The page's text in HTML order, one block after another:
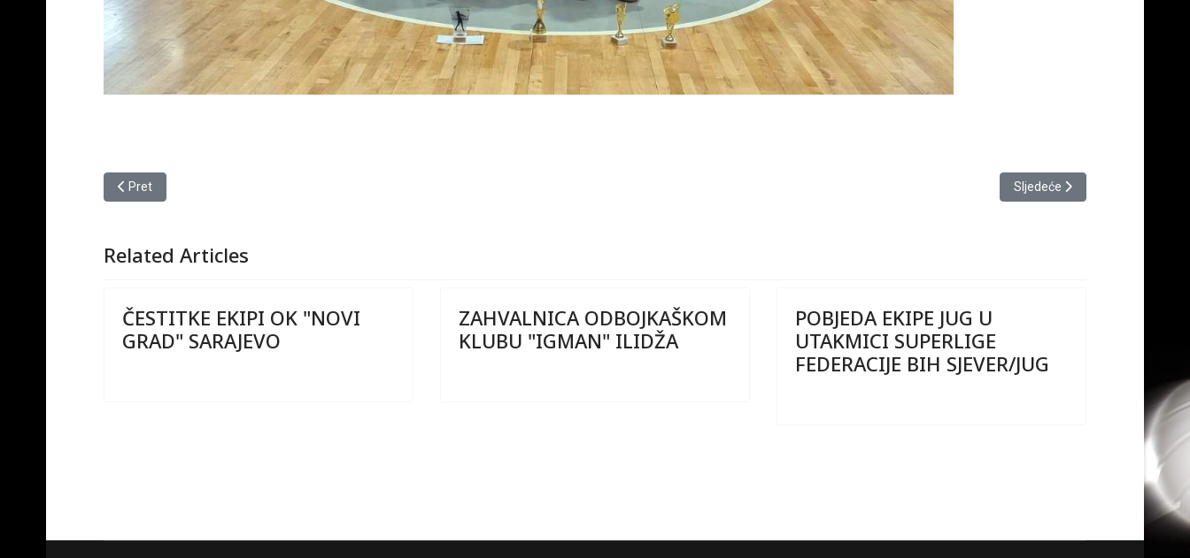
Prethodni članak: Dopuna obaveze za rad delegata kontrolora.
Pret Sljedeći članak: ČESTITKE
Sljedeće
Related Articles
ČESTITKE EKIPI OK "NOVI
GRAD" SARAJEVO
ZAHVALNICA ODBOJKAŠKOM
KLUBU "IGMAN" ILIDŽA
POBJEDA EKIPE JUG U
UTAKMICI SUPERLIGE
FEDERACIJE BIH SJEVER/JUG